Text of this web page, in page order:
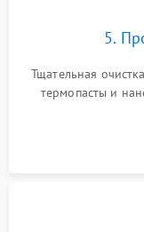
5.
Тщательная
термопасты и
термопрокладок.